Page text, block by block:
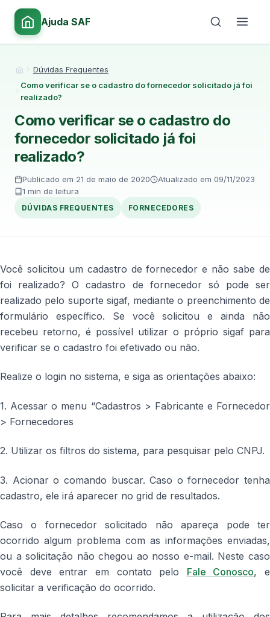
Ajuda SAF
Início
Dúvidas Frequentes
Como verificar se o cadastro do fornecedor solicitado já foi
realizado?
Como verificar se o cadastro do
fornecedor solicitado já foi
realizado?
Publicado em 21 de maio de 2020
Atualizado em 09/11/2023
1 min de leitura
DÚVIDAS FREQUENTES FORNECEDORES
Você solicitou um cadastro de fornecedor e não sabe de
foi realizado? O cadastro de fornecedor só pode ser
realizado pelo suporte sigaf, mediante o preenchimento de
formulário específico. Se você solicitou e ainda não
recebeu retorno, é possível utilizar o próprio sigaf para
verificar se o cadastro foi efetivado ou não.
Realize o login no sistema, e siga as orientações abaixo:
1. Acessar o menu “Cadastros > Fabricante e Fornecedor
> Fornecedores
2. Utilizar os filtros do sistema, para pesquisar pelo CNPJ.
3. Acionar o comando buscar. Caso o fornecedor tenha
cadastro, ele irá aparecer no grid de resultados.
Caso o fornecedor solicitado não apareça pode ter
ocorrido algum problema com as informações enviadas,
ou a solicitação não chegou ao nosso e-mail. Neste caso
você deve entrar em contato pelo Fale Conosco, e
solicitar a verificação do ocorrido.